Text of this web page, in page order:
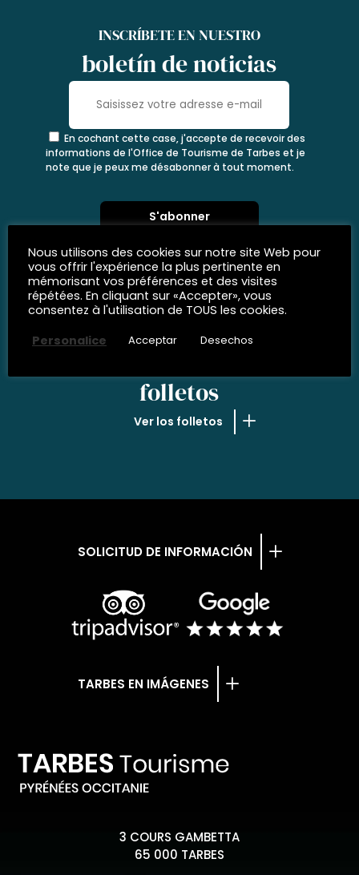
INSCRÍBETE EN NUESTRO
boletín de noticias
En cochant cette case, j'accepte de recevoir des
informations de l'Office de Tourisme de Tarbes et je
note que je peux me désabonner à tout moment.
folletos
Ver los folletos
SOLICITUD DE INFORMACIÓN
TARBES EN IMÁGENES
3 COURS GAMBETTA
65 000 TARBES
Nous utilisons des cookies sur notre site Web pour
vous offrir l'expérience la plus pertinente en
mémorisant vos préférences et des visites
répétées. En cliquant sur «Accepter», vous
consentez à l'utilisation de TOUS les cookies.
Personalice
Acceptar Desechos